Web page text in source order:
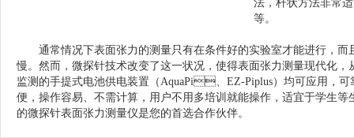
法，杆状方法非常
等。
通常情况下表面张力的测量只有在条件好的实验室才能进行，而且
慢。然而，微探针技术改变了这一状况，使得表面张力测量现代
监测的手提式电池供电装置（AquaPi、EZ-Piplus）均可应用，可靠性
便，操作容易、不需计算，用户不用多培训就能操作，适宜于学
的微探针表面张力测量仪是您的首选合作伙伴。